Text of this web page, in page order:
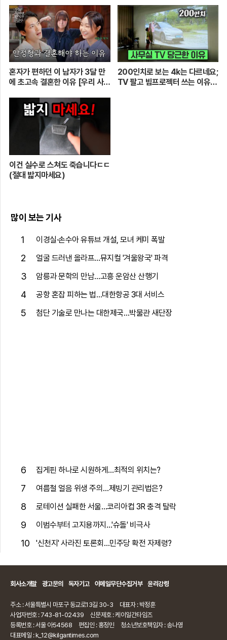
혼자가 편하던 이 남자가 3달 만
에 초고속 결혼한 이유 [우리 사이
200인치로 보는 4k는 다르네요;
TV 팔고 빔프로젝터 쓰는 이유
이건 실수로 스쳐도 죽습니다ㄷㄷ
(절대 밟지마세요)
많이 보는 기사
1 이경실·손수아 유튜브 개설, 모녀 케미 폭발
2 얼굴 드러낸 올라프…뮤지컬 '겨울왕국' 파격
3 암릉과 문학의 만남…고흥 운암산 산행기
4 공항 혼잡 피하는 법…대한항공 3대 서비스
5 첨단 기술로 만나는 대한제국…박물관 새단장
6 집게핀 하나로 시원하게…최적의 위치는?
7 여름철 얼음 위생 주의…제빙기 관리법은?
8 로테이션 실패한 서울…코리아컵 3R 충격 탈락
9 이범수부터 고지용까지…'슈돌' 비극사
10 '신천지' 사라진 토론회…민주당 확전 자제령?
회사소개말 광고문의 독자기고 이메일무단수집거부 윤리강령
주소 : 서울특별시 마포구 동교로13길 30-3
대표자 : 박정훈
사업자번호 : 743-81-02439
신문제호 : 케이일간타임즈
등록번호 : 서울 아54568
편집인 : 홍정민
청소년보호책임자 : 송나영
대표메일 : k_12@kilgantimes.com